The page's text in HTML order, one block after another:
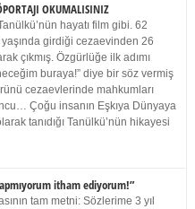
OKUMALISINIZ
hayatı film gibi. 62
girdiği cezaevinden 26
çıkmış. Özgürlüğe ilk adımı
buraya!” diye bir söz vermiş
cezaevlerinde mahkumları
Çoğu insanın Eşkıya Dünyaya
tanıdığı Tanülkü’nün hikayesi
itham ediyorum!”
tam metni: Sözlerime 3 yıl